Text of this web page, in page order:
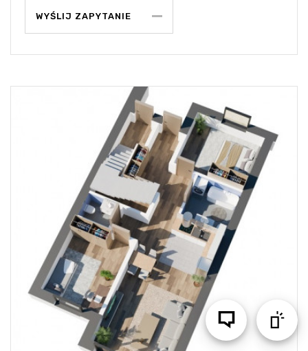
WYŚLIJ ZAPYTANIE